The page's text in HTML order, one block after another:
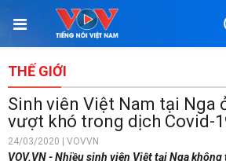
THẾ GIỚI
Sinh viên Việt Nam tại Nga
vượt khó trong dịch Covid-
24/03/2020 | VOVVN
VOV.VN - Nhiều sinh viên Việt tại Nga